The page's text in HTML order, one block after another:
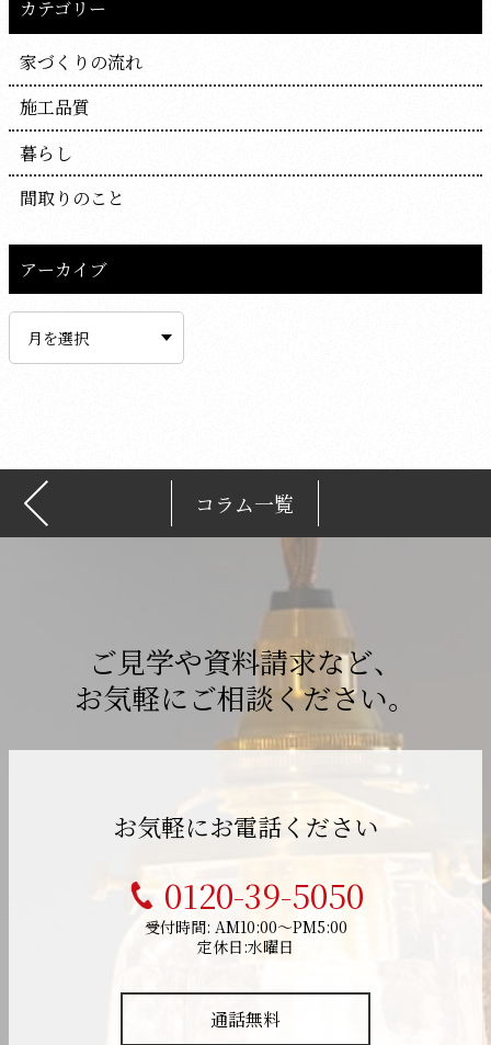
カテゴリー
家づくりの流れ
施工品質
暮らし
間取りのこと
アーカイブ
イ
コラム一覧
ご見学や資料請求など、
お気軽にご相談ください。
お気軽にお電話ください
0120-39-5050
受付時間: AM10:00～PM5:00
定休日:水曜日
通話無料